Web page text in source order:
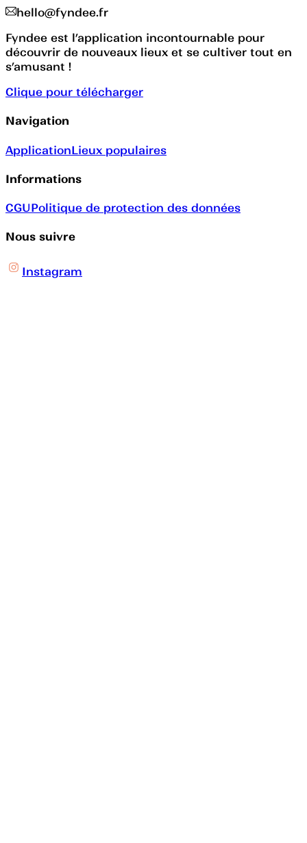
hello@fyndee.fr
Fyndee est l’application incontournable pour
découvrir de nouveaux lieux et se cultiver tout en
s’amusant !
Clique pour télécharger
Navigation
ApplicationLieux populaires
Informations
CGUPolitique de protection des données
Nous suivre
Instagram